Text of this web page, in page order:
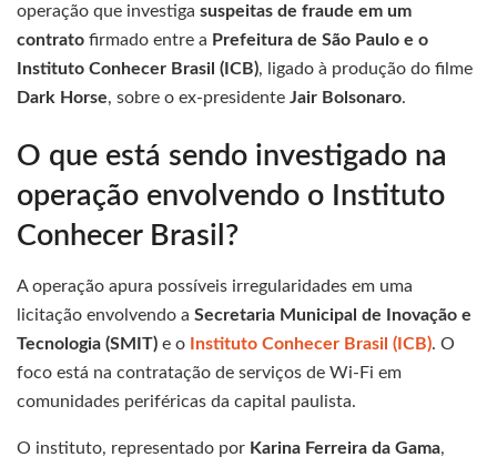
operação que investiga suspeitas de fraude em um
contrato firmado entre a Prefeitura de São Paulo e o
Instituto Conhecer Brasil (ICB), ligado à produção do filme
Dark Horse, sobre o ex-presidente Jair Bolsonaro.
O que está sendo investigado na
operação envolvendo o Instituto
Conhecer Brasil?
A operação apura possíveis irregularidades em uma
licitação envolvendo a Secretaria Municipal de Inovação e
Tecnologia (SMIT) e o Instituto Conhecer Brasil (ICB). O
foco está na contratação de serviços de Wi-Fi em
comunidades periféricas da capital paulista.
O instituto, representado por Karina Ferreira da Gama,